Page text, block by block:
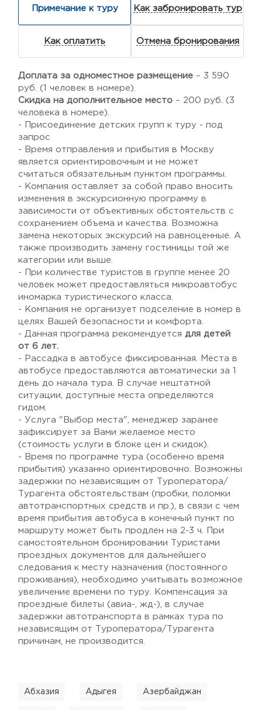
Примечание к туру Как забронировать тур
Как оплатить Отмена бронирования
Доплата за одноместное размещение – 3 590
руб. (1 человек в номере).
Скидка на дополнительное место – 200 руб. (3
человека в номере).
- Присоединение детских групп к туру - под
запрос
- Время отправления и прибытия в Москву
является ориентировочным и не может
считаться обязательным пунктом программы.
- Компания оставляет за собой право вносить
изменения в экскурсионную программу в
зависимости от объективных обстоятельств с
сохранением объема и качества. Возможна
замена некоторых экскурсий на равноценные. А
также производить замену гостиницы той же
категории или выше.
- При количестве туристов в группе менее 20
человек может предоставляться микроавтобус
иномарка туристического класса.
- Компания не организует подселение в номер в
целях Вашей безопасности и комфорта.
- Данная программа рекомендуется для детей
от 6 лет.
- Рассадка в автобусе фиксированная. Места в
автобусе предоставляются автоматически за 1
день до начала тура. В случае нештатной
ситуации, доступные места определяются
гидом.
- Услуга "Выбор места", менеджер заранее
зафиксирует за Вами желаемое место
(стоимость услуги в блоке цен и скидок).
- Время по программе тура (особенно время
прибытия) указанно ориентировочно. Возможны
задержки по независящим от Туроператора/
Турагента обстоятельствам (пробки, поломки
автотранспортных средств и пр.), в связи с чем
время прибытия автобуса в конечный пункт по
маршруту может быть продлен на 2-3 ч. При
самостоятельном бронировании Туристами
проездных документов для дальнейшего
следования к месту назначения (постоянного
проживания), необходимо учитывать возможное
увеличение времени по туру. Компенсация за
проездные билеты (авиа-, жд-), в случае
задержки автотранспорта в рамках тура по
независящим от Туроператора/Турагента
причинам, не производится.
Абхазия Адыгея Азербайджан